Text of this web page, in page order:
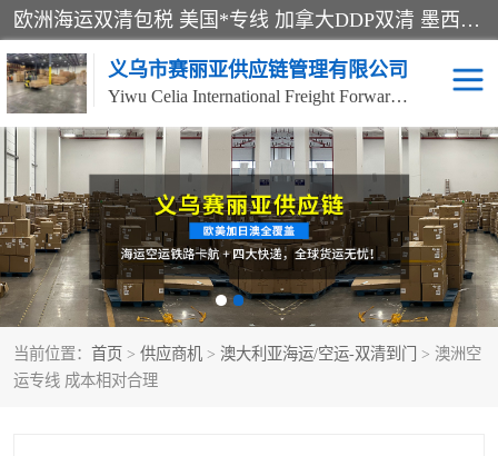
欧洲海运双清包税 美国*专线 加拿大DDP双清 墨西哥跨境空运 澳大利亚专线物流 跨境电商物流服务 国际快递到门服务 海运*渠道 一站式跨境物流解决方案 TikTok/SHEIN专线 电商平台FBA头程运输 国际铁路运输欧洲 UPS/DDHL/联邦快递跨境 美国双清到门物流 跨境*运输
义乌市赛丽亚供应链管理有限公司
Yiwu Celia International Freight Forwarding Co., Ltd
当前位置： 首页 > 供应商机 > 澳大利亚海运/空运-双清到门
> 澳洲空
运专线 成本相对合理
美森快船 欧洲卡航
加拿大海运/空运-双清到
门
澳大利亚海运/空运-双清
到门
墨西哥海运/空运-双清到
门